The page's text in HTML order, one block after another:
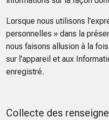
Lorsque nous utilisons
personnelles » dans la
nous faisons allusion à la
sur l'appareil et aux
enregistré.
Collecte des